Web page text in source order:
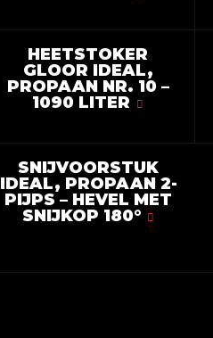
HEETSTOKER
GLOOR IDEAL,
PROPAAN NR. 10 –
1090 LITER
SNIJVOORSTUK
IDEAL, PROPAAN 2-
PIJPS – HEVEL MET
SNIJKOP 180°